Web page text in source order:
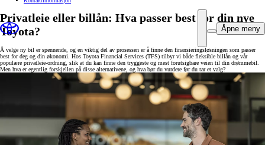
Åpne meny
Privatleie eller billån: Hva passer best for din nye
Toyota?
Å velge ny bil er spennende, og en viktig del av prosessen er å finne den finansieringsløsningen som passer
best for deg og din økonomi. Hos Toyota Financial Services (TFS) tilbyr vi både fleksible billån og vår
populære privatleie-ordning, slik at du kan finne den tryggeste og mest forutsigbare veien til din drømmebil.
Men hva er egentlig forskjellen på disse alternativene, og hva bør du vurdere før du tar et valg?